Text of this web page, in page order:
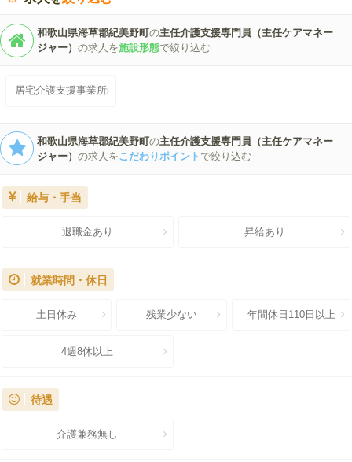
和歌山県海草郡紀美野町の主任介護支援専門員（主任ケアマネー
ジャー）の求人を施設形態で絞り込む
居宅介護支援事業所
和歌山県海草郡紀美野町の主任介護支援専門員（主任ケアマネー
ジャー）の求人をこだわりポイント で絞り込む
給与・手当
退職金あり 昇給あり
就業時間・休日
土日休み 残業少ない 年間休日110日以上
4週8休以上
待遇
介護兼務無し